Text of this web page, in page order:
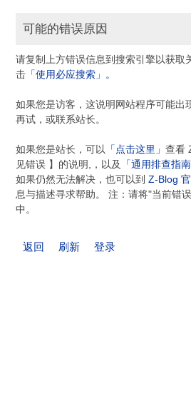
可能的错误原因
请复制上方错误信息到搜索引擎以获取
击 「使用必应搜索」。
如果您是访客，这说明网站程序可能出
再试，或联系站长。
如果您是站长，可以 「点击这里」查看
见错误 】的说明,，以及
「通用排查指南
如果仍然无法解决，也可以到Z-Blog
息与描述寻求帮助。 注：请将"当前错
中。
返回 刷新 登录